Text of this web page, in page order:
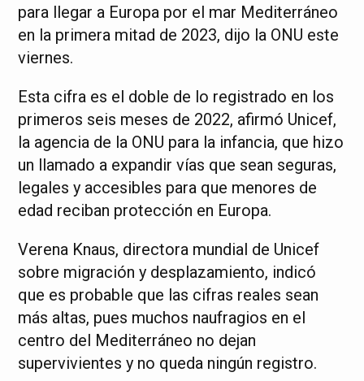
para llegar a Europa por el mar Mediterráneo
en la primera mitad de 2023, dijo la ONU este
viernes.
Esta cifra es el doble de lo registrado en los
primeros seis meses de 2022, afirmó Unicef,
la agencia de la ONU para la infancia, que hizo
un llamado a expandir vías que sean seguras,
legales y accesibles para que menores de
edad reciban protección en Europa.
Verena Knaus, directora mundial de Unicef
sobre migración y desplazamiento, indicó
que es probable que las cifras reales sean
más altas, pues muchos naufragios en el
centro del Mediterráneo no dejan
supervivientes y no queda ningún registro.